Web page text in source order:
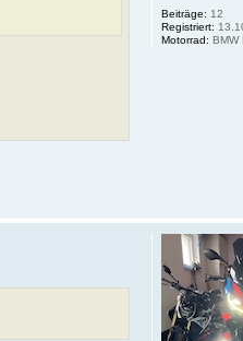
Beiträge: 12
Registriert:
Motorrad: BMW